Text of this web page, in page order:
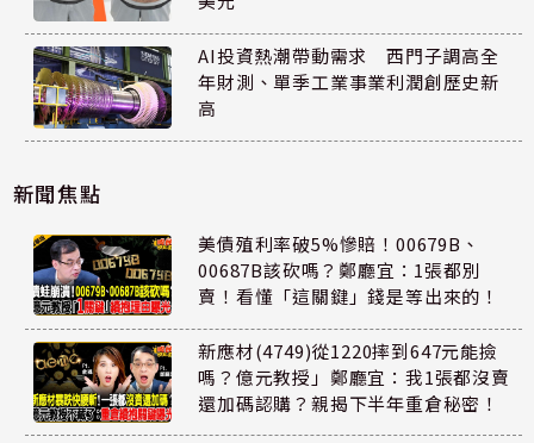
AI投資熱潮帶動需求 西門子調高全
年財測、單季工業事業利潤創歷史新
高
新聞焦點
美債殖利率破5%慘賠！00679B、
00687B該砍嗎？鄭廳宜：1張都別
賣！看懂「這關鍵」錢是等出來的！
新應材(4749)從1220摔到647元能撿
嗎？億元教授」鄭廳宜：我1張都沒賣
還加碼認購？親揭下半年重倉秘密！